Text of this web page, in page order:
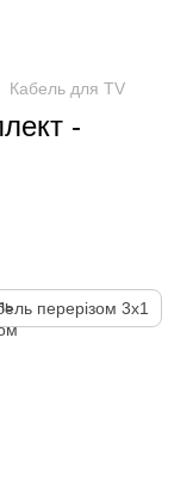
Кабель для TV
-
перерізом 3х1